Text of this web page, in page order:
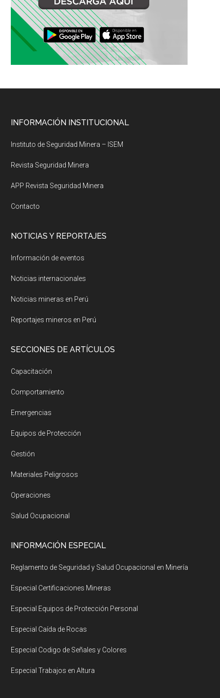
Footer
INFORMACIÓN INSTITUCIONAL
Instituto de Seguridad Minera – ISEM
Revista Seguridad Minera
APP Revista Seguridad Minera
Contacto
NOTICIAS Y REPORTAJES
Información de eventos
Noticias internacionales
Noticias mineras en Perú
Reportajes mineros en Perú
SECCIONES DE ARTÍCULOS
Capacitación
Comportamiento
Emergencias
Equipos de Protección
Gestión
Materiales Peligrosos
Operaciones
Salud Ocupacional
INFORMACIÓN ESPECIAL
Reglamento de Seguridad y Salud Ocupacional en Minería
Especial Certificaciones Mineras
Especial Equipos de Protección Personal
Especial Caída de Rocas
Especial Codigo de Señales y Colores
Especial Trabajos en Altura